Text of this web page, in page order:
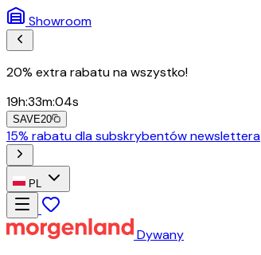
Showroom
20% extra rabatu na wszystko!
19h:33m:02s
SAVE20
15% rabatu dla subskrybentów newslettera
PL
Dywany